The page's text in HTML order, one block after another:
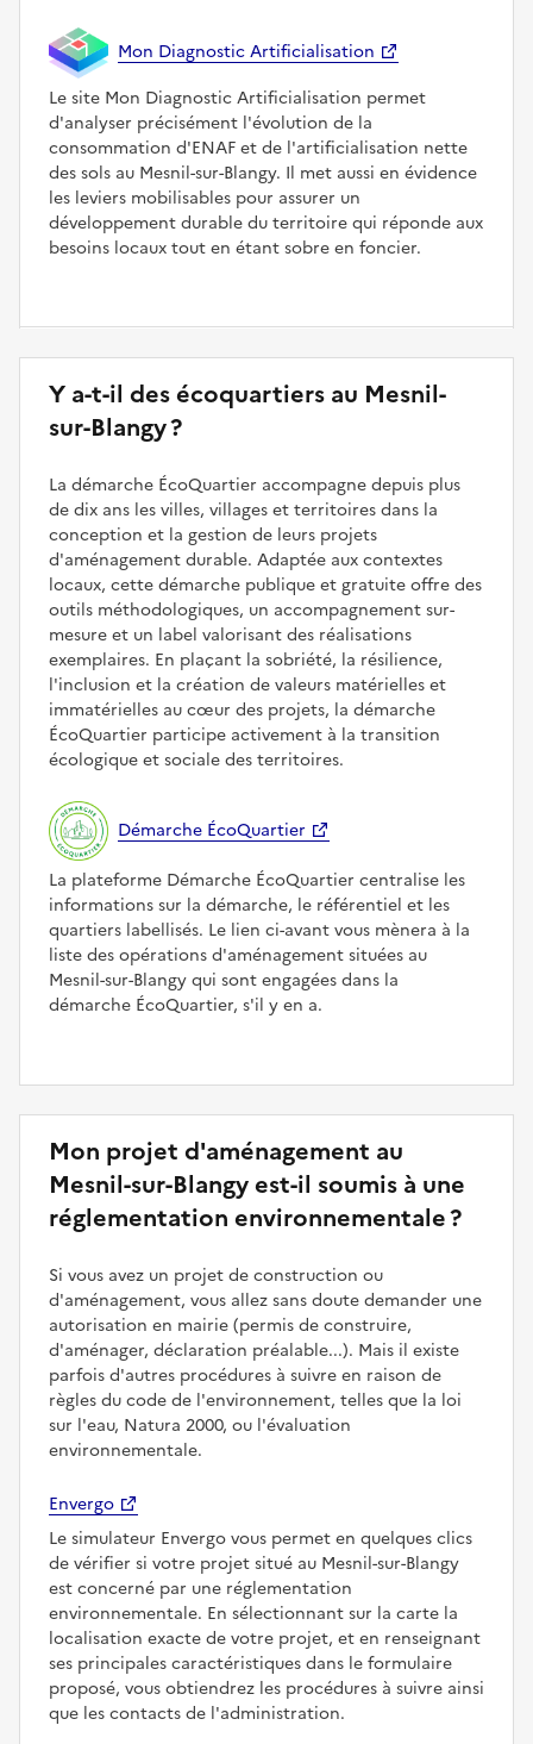
Mon Diagnostic Artificialisation
Le site Mon Diagnostic Artificialisation permet
d'analyser précisément l'évolution de la
consommation d'ENAF et de l'artificialisation nette
des sols au Mesnil-sur-Blangy. Il met aussi en évidence
les leviers mobilisables pour assurer un
développement durable du territoire qui réponde aux
besoins locaux tout en étant sobre en foncier.
Y a-t-il des écoquartiers au Mesnil-
sur-Blangy ?
La démarche ÉcoQuartier accompagne depuis plus
de dix ans les villes, villages et territoires dans la
conception et la gestion de leurs projets
d'aménagement durable. Adaptée aux contextes
locaux, cette démarche publique et gratuite offre des
outils méthodologiques, un accompagnement sur-
mesure et un label valorisant des réalisations
exemplaires. En plaçant la sobriété, la résilience,
l'inclusion et la création de valeurs matérielles et
immatérielles au cœur des projets, la démarche
ÉcoQuartier participe activement à la transition
écologique et sociale des territoires.
Démarche ÉcoQuartier
La plateforme Démarche ÉcoQuartier centralise les
informations sur la démarche, le référentiel et les
quartiers labellisés. Le lien ci-avant vous mènera à la
liste des opérations d'aménagement situées au
Mesnil-sur-Blangy qui sont engagées dans la
démarche ÉcoQuartier, s'il y en a.
Mon projet d'aménagement au
Mesnil-sur-Blangy est-il soumis à une
réglementation environnementale ?
Si vous avez un projet de construction ou
d'aménagement, vous allez sans doute demander une
autorisation en mairie (permis de construire,
d'aménager, déclaration préalable...). Mais il existe
parfois d'autres procédures à suivre en raison de
règles du code de l'environnement, telles que la loi
sur l'eau, Natura 2000, ou l'évaluation
environnementale.
Envergo
Le simulateur Envergo vous permet en quelques clics
de vérifier si votre projet situé au Mesnil-sur-Blangy
est concerné par une réglementation
environnementale. En sélectionnant sur la carte la
localisation exacte de votre projet, et en renseignant
ses principales caractéristiques dans le formulaire
proposé, vous obtiendrez les procédures à suivre ainsi
que les contacts de l'administration.